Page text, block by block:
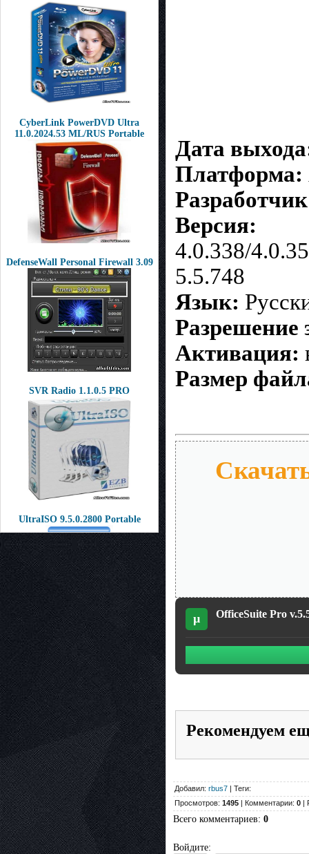
CyberLink PowerDVD Ultra
11.0.2024.53 ML/RUS Portable
DefenseWall Personal Firewall 3.09
SVR Radio 1.1.0.5 PRO
UltraISO 9.5.0.2800 Portable
Дата
Платформа:
Версия:
4.0.338/
5.5.748
Язык:
Разрешение
Активация:
Размер
µ OfficeSuite Pro
Рекомендуем
Добавил: rbus7 | Теги:
Просмотров: 1495 | Комментарии: 0 |
Всего комментариев: 0
Войдите: